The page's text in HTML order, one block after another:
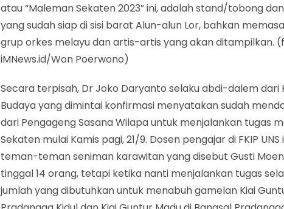
atau “Maleman Sekaten 2023” ini, adalah stand/tobong
yang sudah siap di sisi barat Alun-alun Lor, bahkan
grup orkes melayu dan artis-artis yang akan ditampilkan.
iMNews.id/Won Poerwono)
Secara terpisah, Dr Joko Daryanto selaku abdi-dalem dari
Budaya yang dimintai konfirmasi menyatakan sudah
dari Pengageng Sasana Wilapa untuk menjalankan tugas
Sekaten mulai Kamis pagi, 21/9. Dosen pengajar di FKIP
teman-teman seniman karawitan yang disebut Gusti
tinggal 14 orang, tetapi ketika nanti menjalankan tugas
jumlah yang dibutuhkan untuk menabuh gamelan Kiai